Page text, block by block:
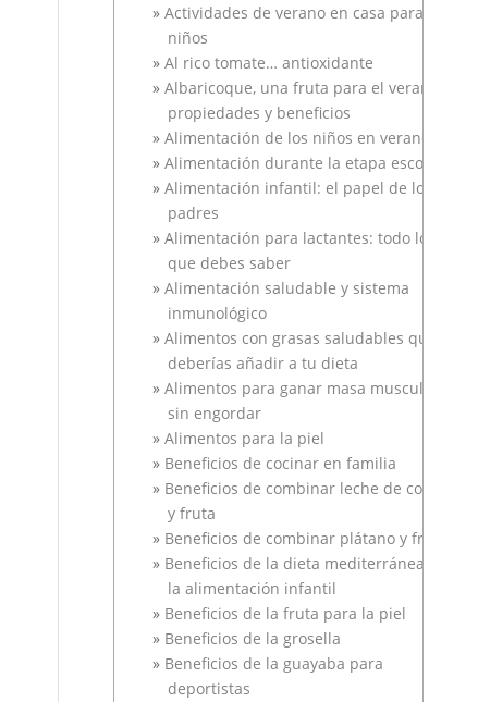
Actividades de verano en casa para
niños
Al rico tomate… antioxidante
Albaricoque, una fruta para el verano
propiedades y beneficios
Alimentación de los niños en verano
Alimentación durante la etapa escolar
Alimentación infantil: el papel de los
padres
Alimentación para lactantes: todo lo
que debes saber
Alimentación saludable y sistema
inmunológico
Alimentos con grasas saludables que
deberías añadir a tu dieta
Alimentos para ganar masa muscular
sin engordar
Alimentos para la piel
Beneficios de cocinar en familia
Beneficios de combinar leche de coco
y fruta
Beneficios de combinar plátano y fresa
Beneficios de la dieta mediterránea en
la alimentación infantil
Beneficios de la fruta para la piel
Beneficios de la grosella
Beneficios de la guayaba para
deportistas